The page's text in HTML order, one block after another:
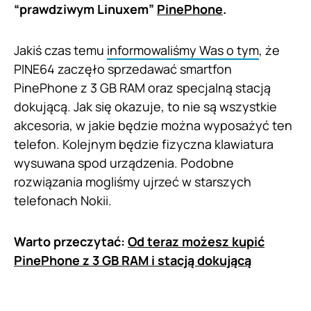
“prawdziwym Linuxem” PinePhone.
Jakiś czas temu informowaliśmy Was o tym, że
PINE64 zaczęło sprzedawać smartfon
PinePhone z 3 GB RAM oraz specjalną stacją
dokującą. Jak się okazuje, to nie są wszystkie
akcesoria, w jakie będzie można wyposażyć ten
telefon. Kolejnym będzie fizyczna klawiatura
wysuwana spod urządzenia. Podobne
rozwiązania mogliśmy ujrzeć w starszych
telefonach Nokii.
Warto przeczytać: Od teraz możesz kupić
PinePhone z 3 GB RAM i stacją dokującą